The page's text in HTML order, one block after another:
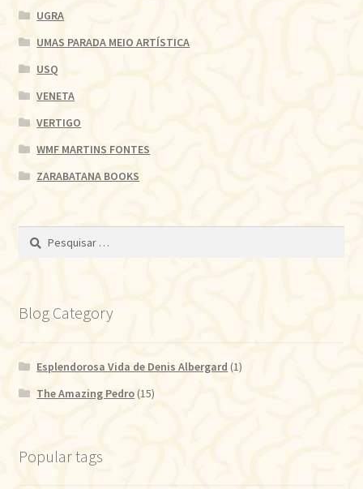
UGRA
UMAS PARADA MEIO ARTÍSTICA
USQ
VENETA
VERTIGO
WMF MARTINS FONTES
ZARABATANA BOOKS
Pesquisar
Blog Category
Esplendorosa Vida de Denis Albergard (1)
The Amazing Pedro(15)
Popular tags